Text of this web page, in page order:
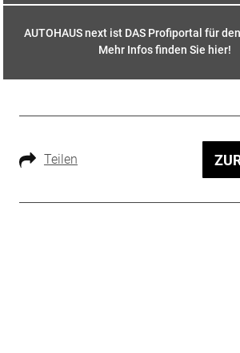
AUTOHAUS next ist DAS Profiportal für
Mehr Infos finden Sie hier!
Teilen